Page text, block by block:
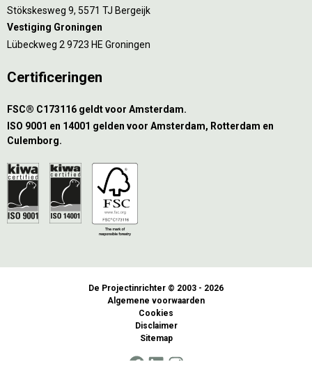
Stökskesweg 9, 5571 TJ Bergeijk
Vestiging Groningen
Lübeckweg 2 9723 HE Groningen
Certificeringen
FSC® C173116 geldt voor Amsterdam.
ISO 9001 en 14001 gelden voor Amsterdam, Rotterdam en
Culemborg.
De Projectinrichter © 2003 - 2026
Algemene voorwaarden
Cookies
Disclaimer
Sitemap